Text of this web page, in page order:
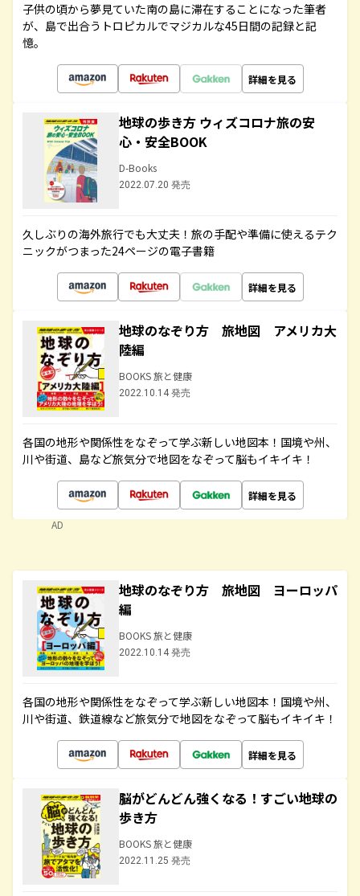
子供の頃から夢見ていた南の島に滞在することになった筆者
が、島で出合うトロピカルでマジカルな45日間の記録と記
憶。
詳細を見る
地球の歩き方 ウィズコロナ旅の安
心・安全BOOK
D-Books
2022.07.20 発売
久しぶりの海外旅行でも大丈夫！旅の手配や準備に使えるテク
ニックがつまった24ページの電子書籍
詳細を見る
地球のなぞり方 旅地図 アメリカ大
陸編
BOOKS 旅と健康
2022.10.14 発売
各国の地形や関係性をなぞって学ぶ新しい地図本！国境や州、
川や街道、島など旅気分で地図をなぞって脳もイキイキ！
詳細を見る
AD
地球のなぞり方 旅地図 ヨーロッパ
編
BOOKS 旅と健康
2022.10.14 発売
各国の地形や関係性をなぞって学ぶ新しい地図本！国境や州、
川や街道、鉄道線など旅気分で地図をなぞって脳もイキイキ！
詳細を見る
脳がどんどん強くなる！すごい地球の
歩き方
BOOKS 旅と健康
2022.11.25 発売